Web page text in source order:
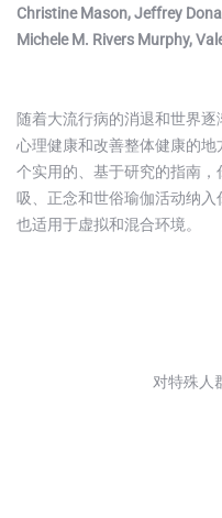
Christine Mason, Jeffrey
Michele M. Rivers Murphy,
随着大流行病的消退和世界逐
心理健康和改善整体健康的
个实用的、基于研究的指南
吸、正念和世俗瑜伽活动纳入
也适用于虚拟和混合环境。
对特殊人